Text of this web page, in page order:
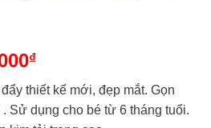
₫
giá:
từ
700,000₫
thiết kế mới, đẹp mắt. Gọn
Sử dụng cho bé từ 6 tháng tuổi.